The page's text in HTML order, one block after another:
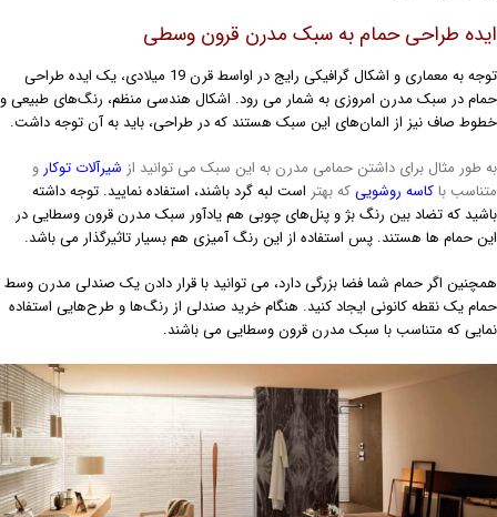
طراحی حمام به سبک مدرن قرون وسطی
توجه به معماری و اشکال گرافیکی رایج در اواسط قرن 19 میلادی، یک ایده طراحی
در سبک مدرن امروزی به شمار می رود. اشکال هندسی منظم، رنگ‌های طبیعی و
صاف نیز از المان‌های این سبک هستند که در طراحی، باید به آن توجه داشت.
طور مثال برای داشتن حمامی مدرن به این سبک می توانید از شیرآلات توکارو
باکاسه روشوییکه بهتر است لبه گرد باشند، استفاده نمایید. توجه داشته
که تضاد بین رنگ بژ و پنل‌های چوبی هم یادآور سبک مدرن قرون وسطایی در
حمام ها هستند. پس استفاده از این رنگ آمیزی هم بسیار تاثیرگذار می باشد.
اگر حمام شما فضا بزرگی دارد، می توانید با قرار دادن یک صندلی مدرن وسط
یک نقطه کانونی ایجاد کنید. هنگام خرید صندلی از رنگ‌ها و طرح‌هایی استفاده
که متناسب با سبک مدرن قرون وسطایی می باشند.